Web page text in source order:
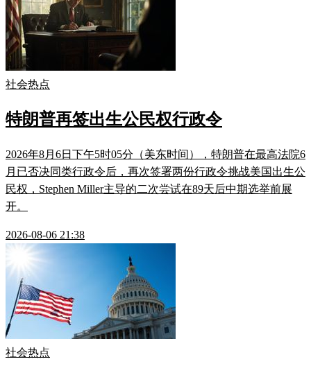
社会热点
特朗普再签出生公民权行政令
2026年8月6日下午5时05分（美东时间），特朗普在最高法院6
月已否决同类行政令后，再次签署两份行政令挑战美国出生公
民权，Stephen Miller主导的二次尝试在89天后中期选举前展
开。
2026-08-06 21:38
社会热点